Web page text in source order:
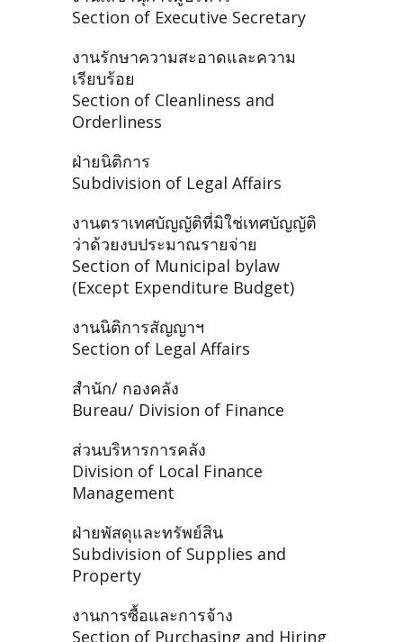
Section of Executive Secretary
งานรักษาความสะอาดและความ
เรียบร้อย
Section of Cleanliness and
Orderliness
ฝ่ายนิติการ
Subdivision of Legal Affairs
งานตราเทศบัญญัติที่มิใช่เทศบัญญัติ
ว่าด้วยงบประมาณรายจ่าย
Section of Municipal bylaw
(Except Expenditure Budget)
งานนิติการสัญญาฯ
Section of Legal Affairs
สำนัก/ กองคลัง
Bureau/ Division of Finance
ส่วนบริหารการคลัง
Division of Local Finance
Management
ฝ่ายพัสดุและทรัพย์สิน
Subdivision of Supplies and
Property
งานการซื้อและการจ้าง
Section of Purchasing and Hiring